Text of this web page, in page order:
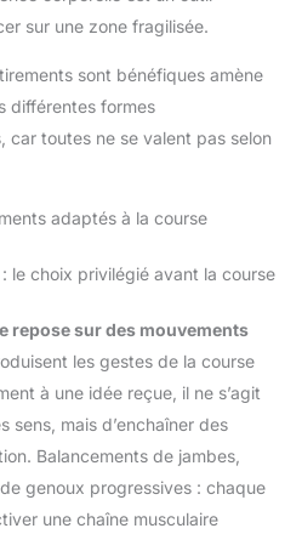
sur une zone fragilisée.
sont bénéfiques amène
différentes formes
car toutes ne se valent pas selon
adaptés à la course
le choix privilégié avant la course
repose sur des mouvements
les gestes de la course
à une idée reçue, il ne s’agit
sens, mais d’enchaîner des
Balancements de jambes,
genoux progressives : chaque
une chaîne musculaire